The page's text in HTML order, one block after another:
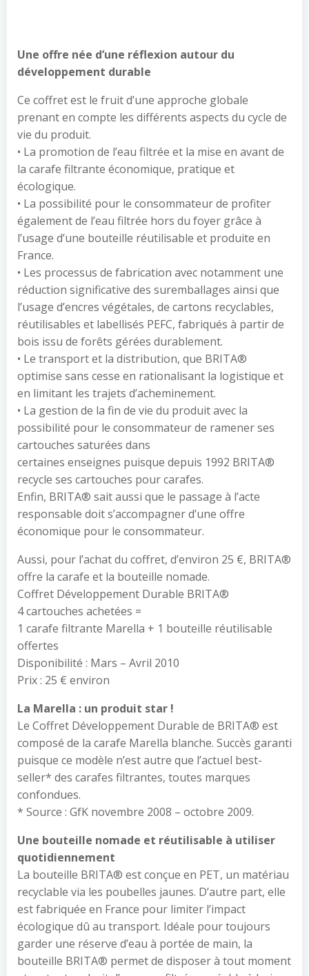
Une offre née d’une réflexion autour du
développement durable
Ce coffret est le fruit d’une approche globale
prenant en compte les différents aspects du cycle de
vie du produit.
• La promotion de l’eau filtrée et la mise en avant de
la carafe filtrante économique, pratique et
écologique.
• La possibilité pour le consommateur de profiter
également de l’eau filtrée hors du foyer grâce à
l’usage d’une bouteille réutilisable et produite en
France.
• Les processus de fabrication avec notamment une
réduction significative des suremballages ainsi que
l’usage d’encres végétales, de cartons recyclables,
réutilisables et labellisés PEFC, fabriqués à partir de
bois issu de forêts gérées durablement.
• Le transport et la distribution, que BRITA®
optimise sans cesse en rationalisant la logistique et
en limitant les trajets d’acheminement.
• La gestion de la fin de vie du produit avec la
possibilité pour le consommateur de ramener ses
cartouches saturées dans
certaines enseignes puisque depuis 1992 BRITA®
recycle ses cartouches pour carafes.
Enfin, BRITA® sait aussi que le passage à l’acte
responsable doit s’accompagner d’une offre
économique pour le consommateur.
Aussi, pour l’achat du coffret, d’environ 25 €, BRITA®
offre la carafe et la bouteille nomade.
Coffret Développement Durable BRITA®
4 cartouches achetées =
1 carafe filtrante Marella + 1 bouteille réutilisable
offertes
Disponibilité : Mars – Avril 2010
Prix : 25 € environ
La Marella : un produit star !
Le Coffret Développement Durable de BRITA® est
composé de la carafe Marella blanche. Succès garanti
puisque ce modèle n’est autre que l’actuel best-
seller* des carafes filtrantes, toutes marques
confondues.
* Source : GfK novembre 2008 – octobre 2009.
Une bouteille nomade et réutilisable à utiliser
quotidiennement
La bouteille BRITA® est conçue en PET, un matériau
recyclable via les poubelles jaunes. D’autre part, elle
est fabriquée en France pour limiter l’impact
écologique dû au transport. Idéale pour toujours
garder une réserve d’eau à portée de main, la
bouteille BRITA® permet de disposer à tout moment